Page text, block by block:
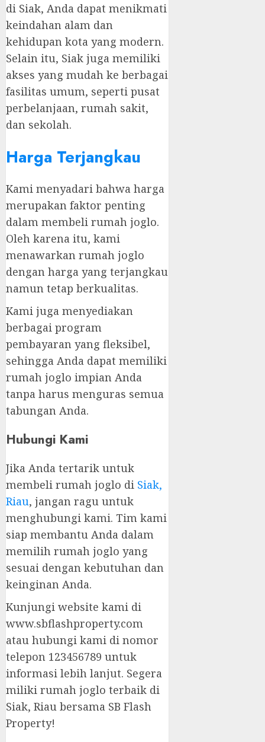
di Siak, Anda dapat menikmati
keindahan alam dan
kehidupan kota yang modern.
Selain itu, Siak juga memiliki
akses yang mudah ke berbagai
fasilitas umum, seperti pusat
perbelanjaan, rumah sakit,
dan sekolah.
Harga Terjangkau
Kami menyadari bahwa harga
merupakan faktor penting
dalam membeli rumah joglo.
Oleh karena itu, kami
menawarkan rumah joglo
dengan harga yang terjangkau
namun tetap berkualitas.
Kami juga menyediakan
berbagai program
pembayaran yang fleksibel,
sehingga Anda dapat memiliki
rumah joglo impian Anda
tanpa harus menguras semua
tabungan Anda.
Hubungi Kami
Jika Anda tertarik untuk
membeli rumah joglo di Siak,
Riau, jangan ragu untuk
menghubungi kami. Tim kami
siap membantu Anda dalam
memilih rumah joglo yang
sesuai dengan kebutuhan dan
keinginan Anda.
Kunjungi website kami di
www.sbflashproperty.com
atau hubungi kami di nomor
telepon 123456789 untuk
informasi lebih lanjut. Segera
miliki rumah joglo terbaik di
Siak, Riau bersama SB Flash
Property!